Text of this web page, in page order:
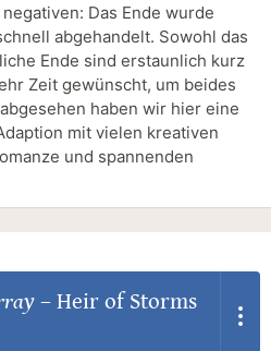
Das Ende wurde
abgehandelt. Sowohl das
Ende sind erstaunlich kurz
Zeit gewünscht, um beides
haben wir hier eine
mit vielen kreativen
und spannenden
– Heir of Storms